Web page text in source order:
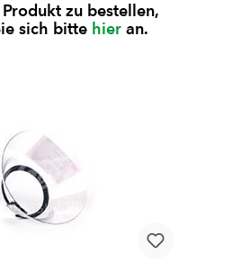
zu bestellen,
sich bitte hieran.